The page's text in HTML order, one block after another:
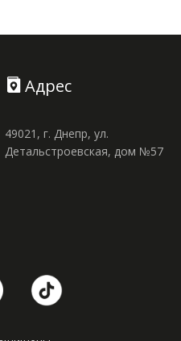
Адрес
49021, г. Днепр, ул.
Детальстроевская, дом №57